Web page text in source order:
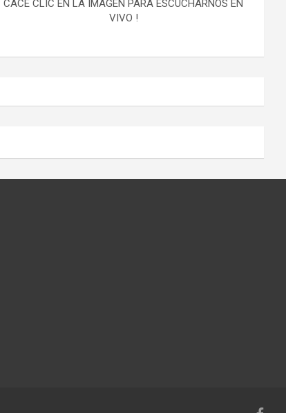
CACE CLIC EN LA IMAGEN PARA ESCUCHARNOS EN
VIVO !